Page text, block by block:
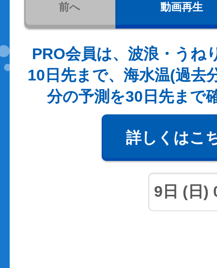
前へ 動画再生
PRO会員は、波浪・うね
10日先まで、海水温(過去
分の予測を30日先まで
詳しくはこ